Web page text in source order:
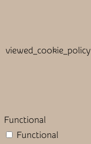
viewed_cookie_policy
Functional
Functional